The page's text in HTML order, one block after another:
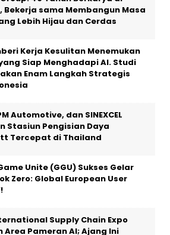
Bekerja sama Membangun Masa
Lebih Hijau dan Cerdas
Kerja Kesulitan Menemukan
Siap Menghadapi AI. Studi
Enam Langkah Strategis
Automotive, dan SINEXCEL
Stasiun Pengisian Daya
Tercepat di Thailand
Unite (GGU) Sukses Gelar
Zero: Global European User
Supply Chain Expo
Area Pameran AI; Ajang Ini